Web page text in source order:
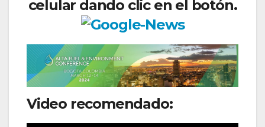
celular dando clic en el botón.
Video recomendado: